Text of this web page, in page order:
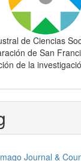
de Ciencias
de San
de la